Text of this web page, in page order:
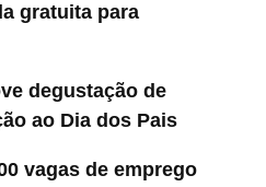
gratuita para
degustação de
ao Dia dos Pais
vagas de emprego